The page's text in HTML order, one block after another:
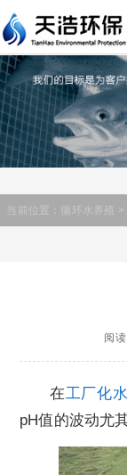
当前位置： 循环水养殖 >
阅
在工厂化
pH值的波动尤